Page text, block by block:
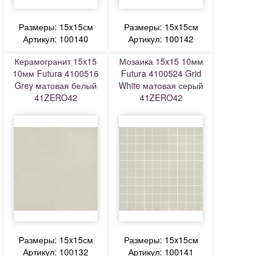
Размеры: 15x15см
Артикул: 100140
Размеры: 15x15см
Артикул: 100142
Керамогранит 15x15
10мм Futura 4100516
Grey матовая белый
41ZERO42
Размеры: 15x15см
Артикул: 100132
Мозаика 15x15 10мм
Futura 4100524 Grid
White матовая серый
41ZERO42
Размеры: 15x15см
Артикул: 100141